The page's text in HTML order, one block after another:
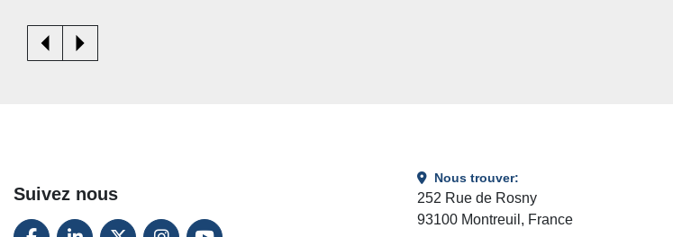
Suivez nous
Nous trouver:
252 Rue de Rosny
93100 Montreuil, France